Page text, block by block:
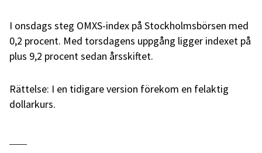
I onsdags steg OMXS-index på Stockholmsbörsen med
0,2 procent. Med torsdagens uppgång ligger indexet på
plus 9,2 procent sedan årsskiftet.
Rättelse: I en tidigare version förekom en felaktig
dollarkurs.